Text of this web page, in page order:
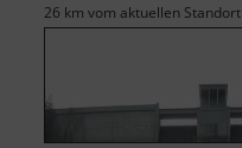
26 km vom aktuellen Standort